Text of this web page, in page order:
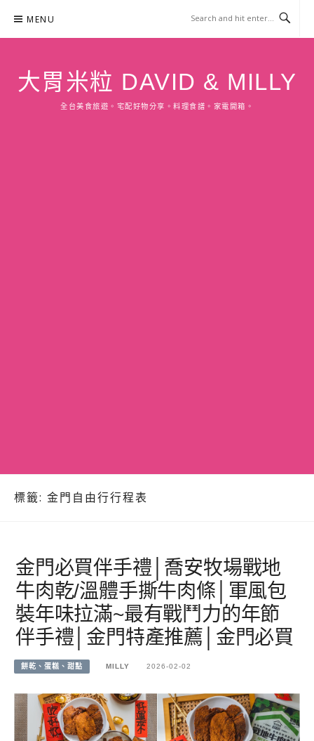
content
MENU
大胃米粒 DAVID & MILLY
全台美食旅遊。宅配好物分享。料理食譜。家電開箱。
標籤: 金門自由行行程表
金門必買伴手禮│喬安牧場戰地
牛肉乾/溫體手撕牛肉條│軍風包
裝年味拉滿~最有戰鬥力的年節
伴手禮│金門特產推薦│金門必買
餅乾、蛋糕、甜點 MILLY 2026-02-02